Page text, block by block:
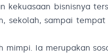
kekuasaan bisnisnya
sekolah, sampai tempat
mimpi. Ia merupakan